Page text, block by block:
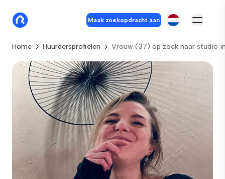
Maak zoekopdracht aan
Home Huurdersprofielen Vrouw (37) op zoek naar studio